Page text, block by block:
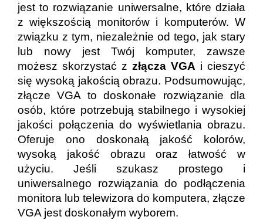
jest to rozwiązanie uniwersalne, które działa
z większością monitorów i komputerów. W
związku z tym, niezależnie od tego, jak stary
lub nowy jest Twój komputer, zawsze
możesz skorzystać z złącza VGA i cieszyć
się wysoką jakością obrazu. Podsumowując,
złącze VGA to doskonałe rozwiązanie dla
osób, które potrzebują stabilnego i wysokiej
jakości połączenia do wyświetlania obrazu.
Oferuje ono doskonałą jakość kolorów,
wysoką jakość obrazu oraz łatwość w
użyciu. Jeśli szukasz prostego i
uniwersalnego rozwiązania do podłączenia
monitora lub telewizora do komputera, złącze
VGA jest doskonałym wyborem.